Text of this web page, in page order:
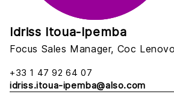
Idriss Itoua-Ipemba
Focus Sales Manager, Coc Lenovo
+33 1 47 92 64 07
idriss.itoua-ipemba@also.com